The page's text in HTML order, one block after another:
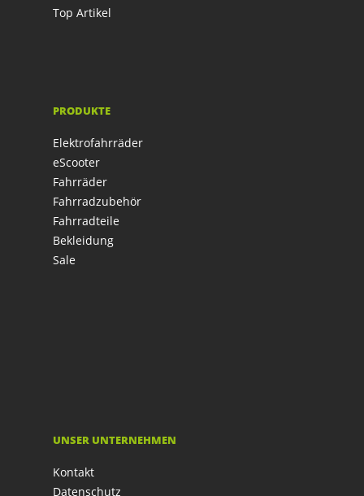
Top Artikel
PRODUKTE
Elektrofahrräder
eScooter
Fahrräder
Fahrradzubehör
Fahrradteile
Bekleidung
Sale
UNSER UNTERNEHMEN
Kontakt
Datenschutz